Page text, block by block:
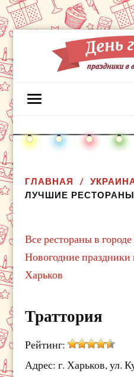
ГЛАВНАЯ
ЛУЧШИЕ РЕСТОРАНЫ
Все рестораны в
Новогодние праздники
Харьков
Траттория
Рейтинг:
Адрес: г. Харьков, ул.